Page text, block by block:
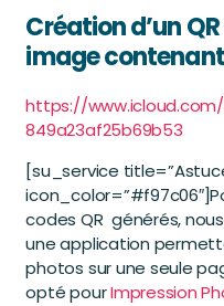
Création d’un
image
https://
849a23af25b69b53
[su_service
codes QR générés,
une application
photos sur une seule
opté pourImpression